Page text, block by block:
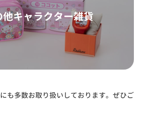
他キャラクター雑貨
も多数お取り扱いしております。ぜひご